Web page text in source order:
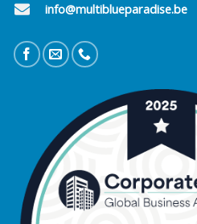
info@multiblueparadise.be